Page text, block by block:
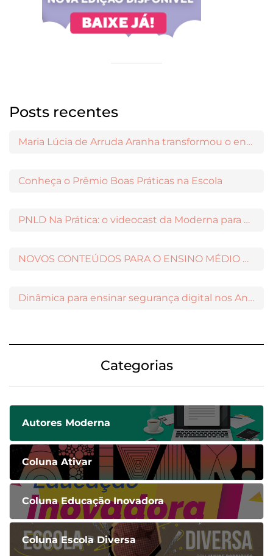
Posts recentes
Maria Lúcia de Arruda Aranha transformou o ensino de Filosofia no Brasil
Conheça o Prêmio Boas Práticas na Escola
PNLD Na Prática: o videocast da Moderna para apoiar a escolha das obras aprovadas
NOVOS CONTEÚDOS PARA O ENSINO MÉDIO DISPONÍVEIS NO MODERNAMIGOS
Dinâmica para ensinar segurança digital nos Anos Iniciais
Categorias
Autores Moderna
Coluna Ativar
Coluna Educação Inovadora
Coluna Escola Diversa